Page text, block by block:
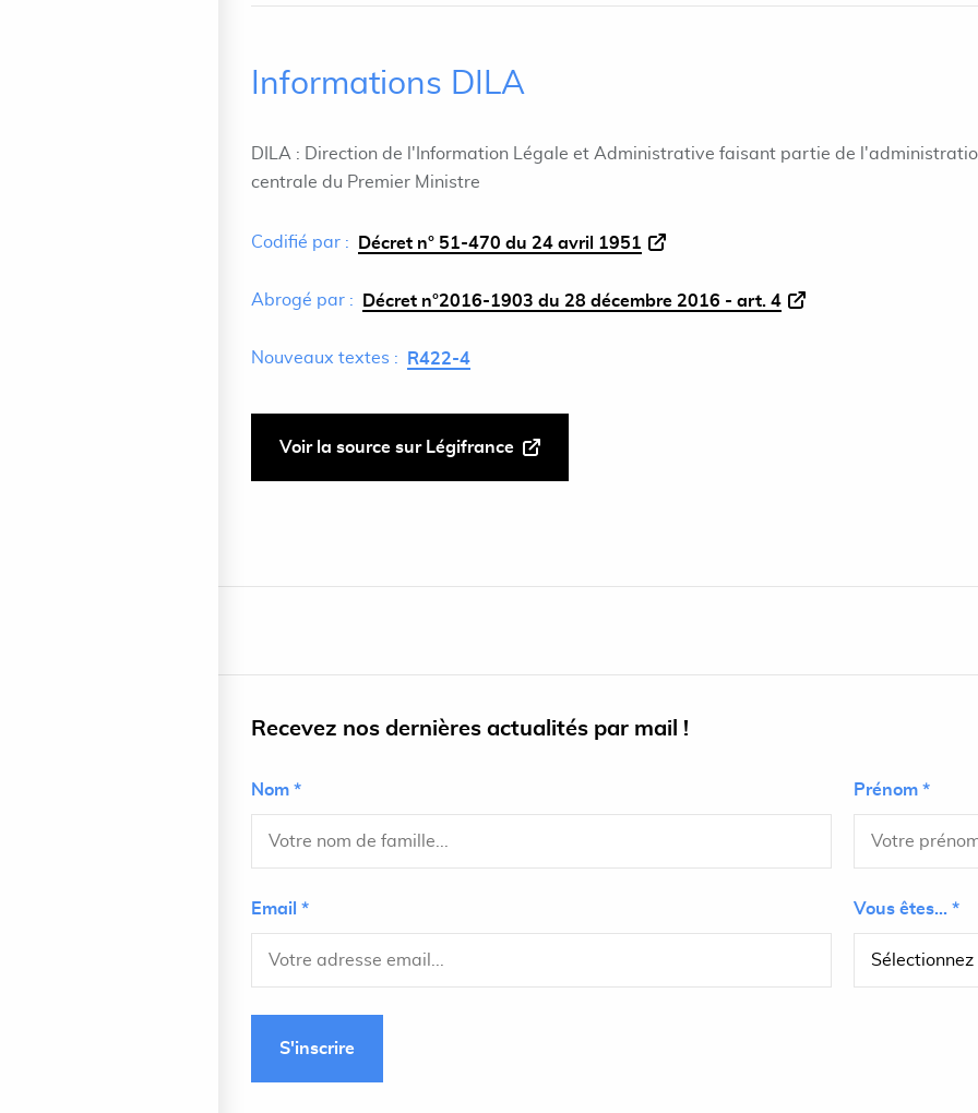
Informations DILA
DILA : Direction de l'Information Légale et Administrative faisant partie de
centrale du Premier Ministre
Codifié par : Décret n° 51-470 du 24 avril 1951
Abrogé par : Décret n°2016-1903 du 28 décembre 2016 - art. 4
Nouveaux textes : R422-4
Voir la source sur Légifrance
Recevez nos dernières actualités par mail !
Nom * Prénom *
Email * Vous êtes... *
S'inscrire